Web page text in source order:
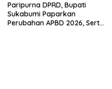
Paripurna DPRD, Bupati
Sukabumi Paparkan
Perubahan APBD 2026, Serta